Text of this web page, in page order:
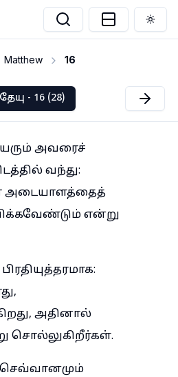
Matthew 16
- 16 (28)
அவரைச்
வந்து:
அடையாளத்தைத்
என்று
அதினால்
சொல்லுகிறீர்கள்.